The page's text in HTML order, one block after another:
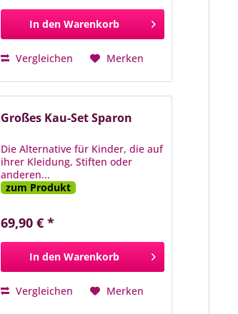
In den Warenkorb
Vergleichen Merken
Großes Kau-Set Sparon
Die Alternative für Kinder, die auf
ihrer Kleidung, Stiften oder
anderen...
zum Produkt
69,90 € *
In den Warenkorb
Vergleichen Merken